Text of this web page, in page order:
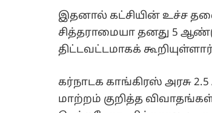
இதனால் கட்சியின் உச்ச
சித்தராமையா தனது 5
திட்டவட்டமாகக்
கர்நாடக காங்கிரஸ் அரசு
மாற்றம் குறித்த